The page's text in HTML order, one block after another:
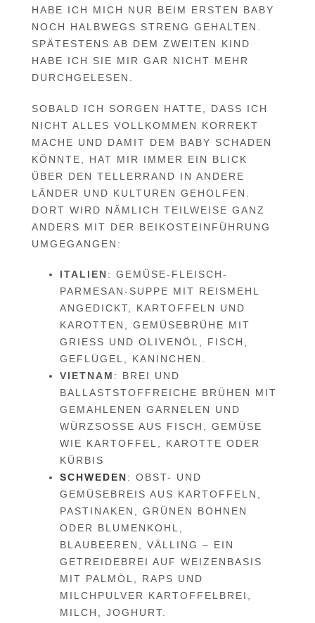
HABE ICH MICH NUR BEIM ERSTEN BABY
NOCH HALBWEGS STRENG GEHALTEN.
SPÄTESTENS AB DEM ZWEITEN KIND
HABE ICH SIE MIR GAR NICHT MEHR
DURCHGELESEN.
SOBALD ICH SORGEN HATTE, DASS ICH
NICHT ALLES VOLLKOMMEN KORREKT
MACHE UND DAMIT DEM BABY SCHADEN
KÖNNTE, HAT MIR IMMER EIN BLICK
ÜBER DEN TELLERRAND IN ANDERE
LÄNDER UND KULTUREN GEHOLFEN.
DORT WIRD NÄMLICH TEILWEISE GANZ
ANDERS MIT DER BEIKOSTEINFÜHRUNG
UMGEGANGEN:
ITALIEN: GEMÜSE-FLEISCH-
PARMESAN-SUPPE MIT REISMEHL
ANGEDICKT, KARTOFFELN UND
KAROTTEN, GEMÜSEBRÜHE MIT
GRIESS UND OLIVENÖL, FISCH, G
EFLÜGEL, KANINCHEN.
VIETNAM : BREI UND
BALLASTSTOFFREICHE BRÜHEN MIT
GEMAHLENEN GARNELEN UND
WÜRZSOSSE AUS FISCH, GEMÜSE W
IE KARTOFFEL, KAROTTE ODER K
ÜRBIS
SCHWEDEN: OBST- UND
GEMÜSEBREIS AUS KARTOFFELN,
PASTINAKEN, GRÜNEN BOHNEN
ODER BLUMENKOHL,
BLAUBEEREN, VÄLLING – EIN
GETREIDEBREI AUF WEIZENBASIS
MIT PALMÖL, RAPS UND
MILCHPULVER KARTOFFELBREI,
MILCH, JOGHURT.